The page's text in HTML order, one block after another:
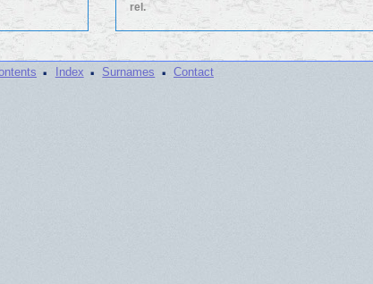
rel.
· Index · Surnames · Contact